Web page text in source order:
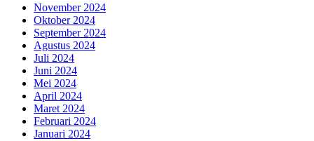
November 2024
Oktober 2024
September 2024
Agustus 2024
Juli 2024
Juni 2024
Mei 2024
April 2024
Maret 2024
Februari 2024
Januari 2024